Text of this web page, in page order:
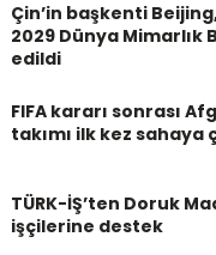
Çin’in başkenti Beijing,
2029 Dünya Mimarlık
edildi
FIFA kararı sonrası
takımı ilk kez sahaya
TÜRK-İŞ’ten Doruk
işçilerine destek